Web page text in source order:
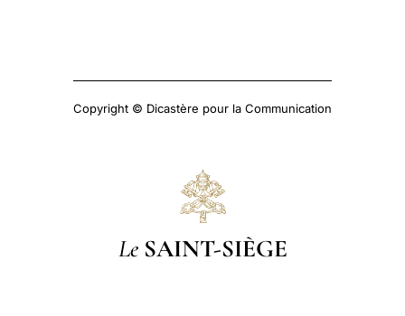
Copyright © Dicastère pour la Communication
Le SAINT-SIÈGE